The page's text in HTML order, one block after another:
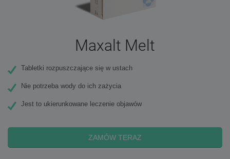
Maxalt Melt
Tabletki rozpuszczające się w ustach
Nie potrzeba wody do ich zażycia
Jest to ukierunkowane leczenie objawów
ZAMÓW TERAZ